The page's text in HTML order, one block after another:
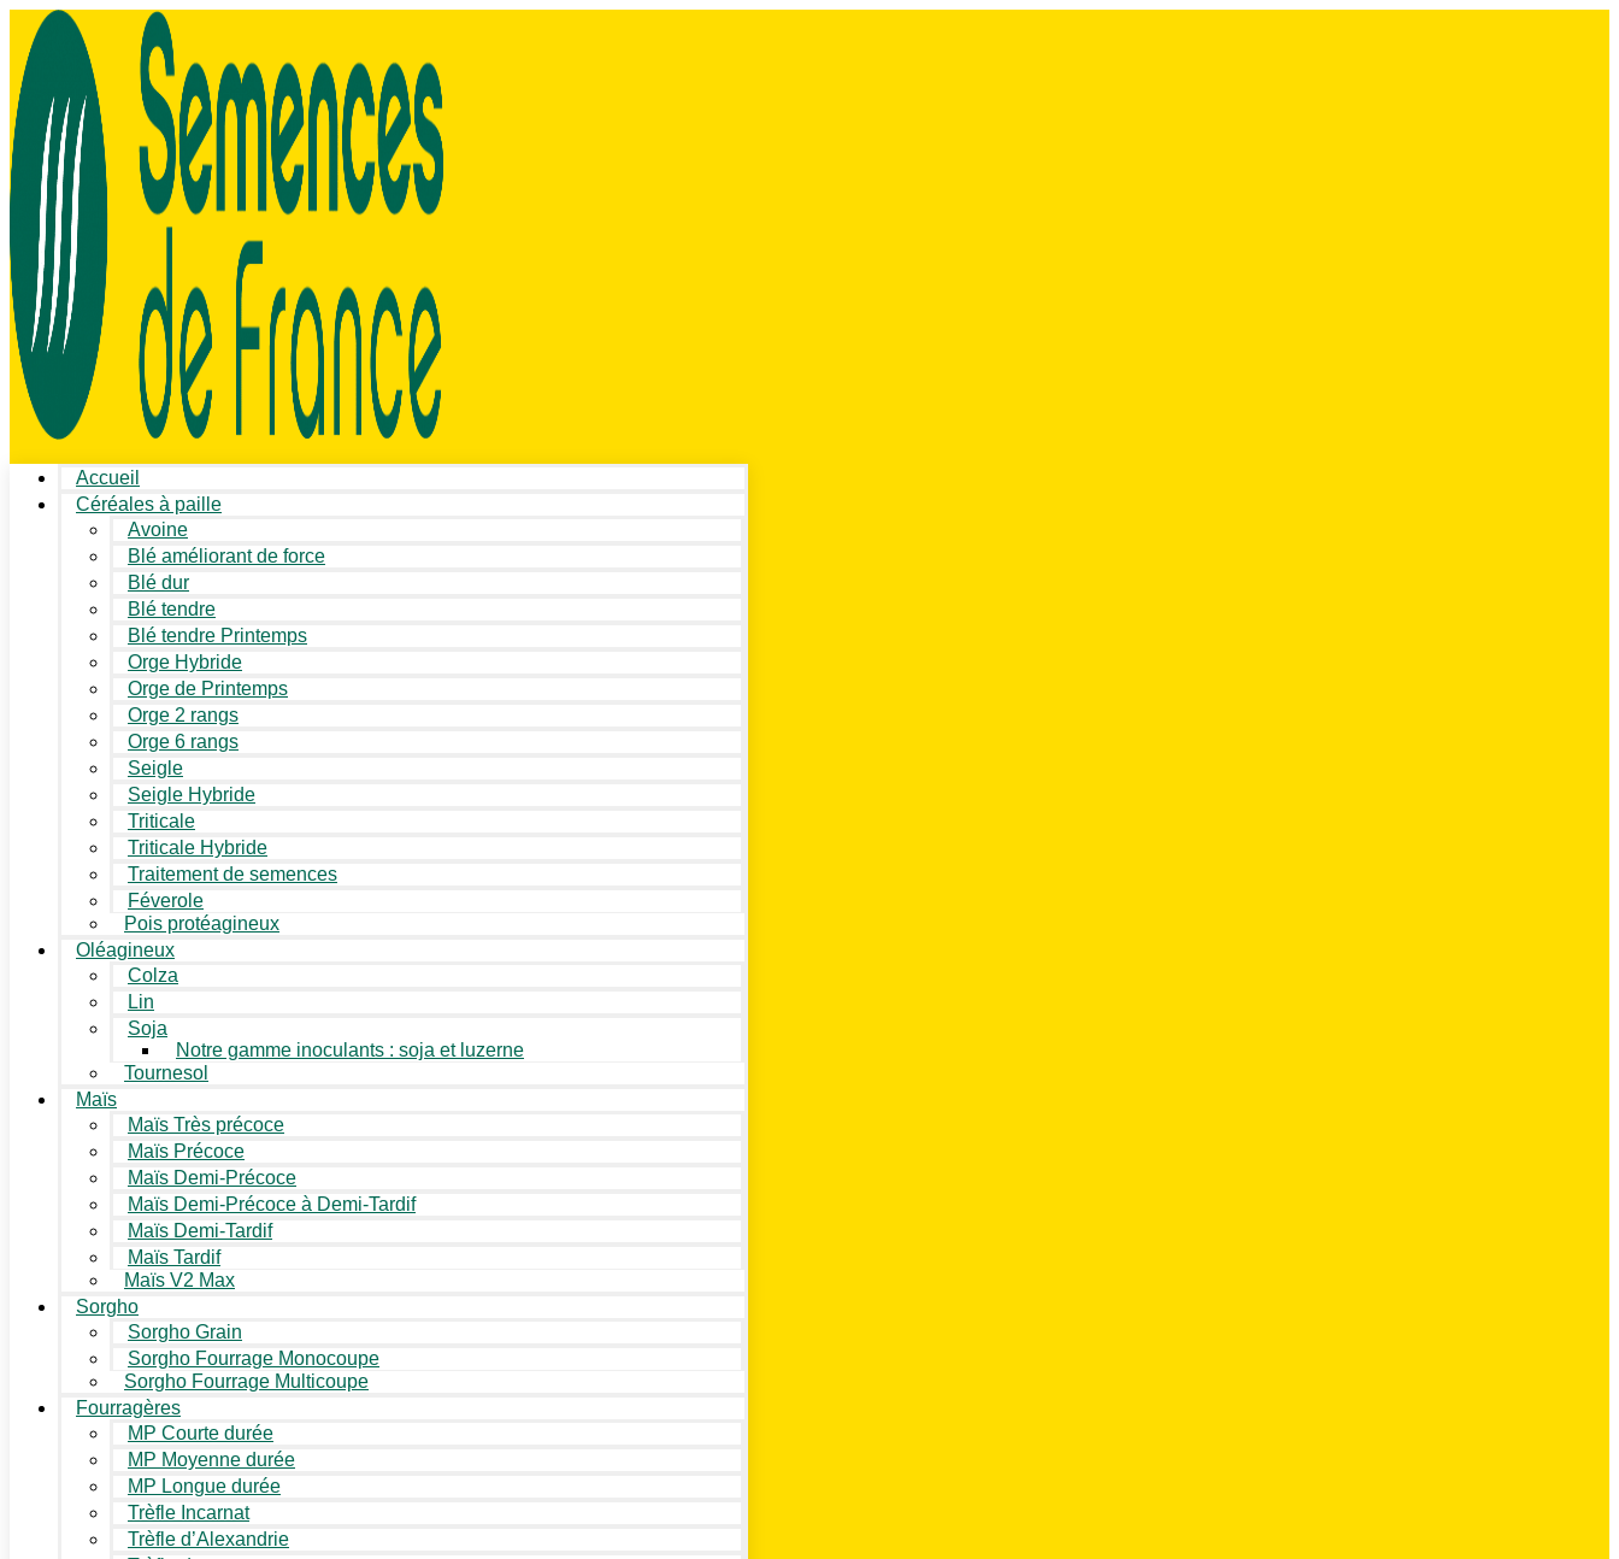
Accueil
Céréales à paille
Avoine
Blé améliorant de force
Blé dur
Blé tendre
Blé tendre Printemps
Orge Hybride
Orge de Printemps
Orge 2 rangs
Orge 6 rangs
Seigle
Seigle Hybride
Triticale
Triticale Hybride
Traitement de semences
Féverole
Pois protéagineux
Oléagineux
Colza
Lin
Soja
Notre gamme inoculants : soja et luzerne
Tournesol
Maïs
Maïs Très précoce
Maïs Précoce
Maïs Demi-Précoce
Maïs Demi-Précoce à Demi-Tardif
Maïs Demi-Tardif
Maïs Tardif
Maïs V2 Max
Sorgho
Sorgho Grain
Sorgho Fourrage Monocoupe
Sorgho Fourrage Multicoupe
Fourragères
MP Courte durée
MP Moyenne durée
MP Longue durée
Trèfle Incarnat
Trèfle d’Alexandrie